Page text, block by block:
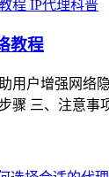
IP代理科普
教程
用户增强网络
骤 三、注意事